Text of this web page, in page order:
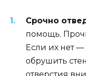
Срочно
помощь.
Если их нет —
обрушить